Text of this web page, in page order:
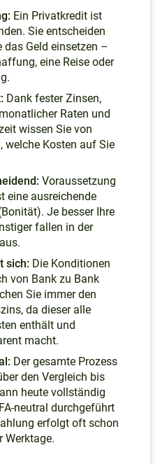
Ein Privatkredit ist
Sie entscheiden
das Geld einsetzen –
eine Reise oder
Dank fester Zinsen,
Raten und
wissen Sie von
welche Kosten auf Sie
Voraussetzung
eine ausreichende
Je besser Ihre
fallen in der
sich: Die Konditionen
von Bank zu Bank
Sie immer den
da dieser alle
enthält und
macht.
Der gesamte Prozess
den Vergleich bis
heute vollständig
neutral durchgeführt
erfolgt oft schon
Werktage.